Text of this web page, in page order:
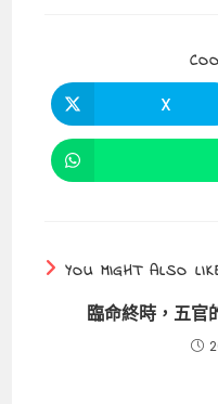
o
o
k
Opens
in
a
X
YOU MIGHT ALSO
臨命終時，五官